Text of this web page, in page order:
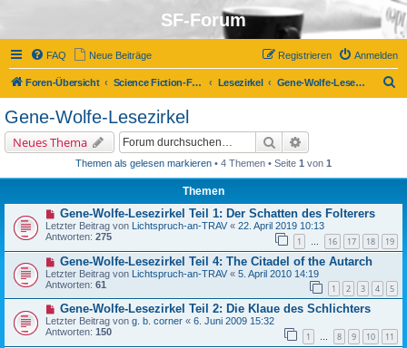
SF-Forum
FAQ Neue Beiträge Anmelden
Registrieren
Foren-Übersicht Science Fiction-Forum Lesezirkel Gene-Wolfe-Lesezirkel
Gene-Wolfe-Lesezirkel
Neues Thema Suche
Themen als gelesen markieren • 4 Themen • Seite 1 von 1
Themen
Gene-Wolfe-Lesezirkel Teil 1: Der Schatten des Folterers
Letzter Beitrag von Lichtspruch-an-TRAV « 22. April 2019 10:13
Antworten: 275 1 … 16 17 18 19
Gene-Wolfe-Lesezirkel Teil 4: The Citadel of the Autarch
Letzter Beitrag von Lichtspruch-an-TRAV « 5. April 2010 14:19
Antworten: 61 1 2 3 4 5
Gene-Wolfe-Lesezirkel Teil 2: Die Klaue des Schlichters
Letzter Beitrag von g. b. corner « 6. Juni 2009 15:32
Antworten: 150 1 … 8 9 10 11